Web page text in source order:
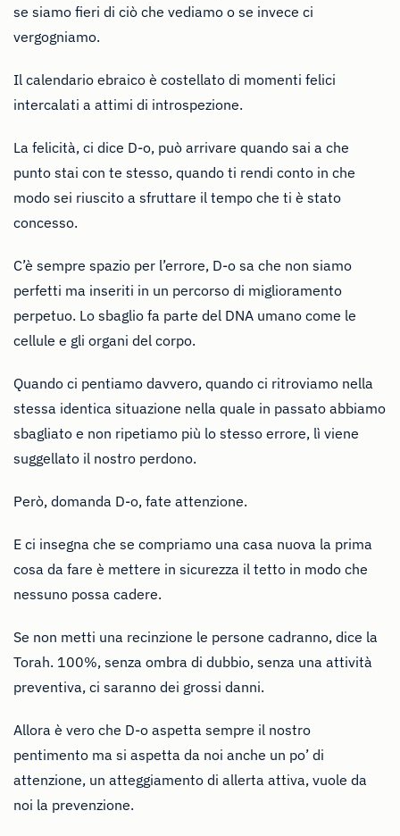
se siamo fieri di ciò che vediamo o se invece ci
vergogniamo.
Il calendario ebraico è costellato di momenti felici
intercalati a attimi di introspezione.
La felicità, ci dice D-o, può arrivare quando sai a che
punto stai con te stesso, quando ti rendi conto in che
modo sei riuscito a sfruttare il tempo che ti è stato
concesso.
C’è sempre spazio per l’errore, D-o sa che non siamo
perfetti ma inseriti in un percorso di miglioramento
perpetuo. Lo sbaglio fa parte del DNA umano come le
cellule e gli organi del corpo.
Quando ci pentiamo davvero, quando ci ritroviamo nella
stessa identica situazione nella quale in passato abbiamo
sbagliato e non ripetiamo più lo stesso errore, lì viene
suggellato il nostro perdono.
Però, domanda D-o, fate attenzione.
E ci insegna che se compriamo una casa nuova la prima
cosa da fare è mettere in sicurezza il tetto in modo che
nessuno possa cadere.
Se non metti una recinzione le persone cadranno, dice la
Torah. 100%, senza ombra di dubbio, senza una attività
preventiva, ci saranno dei grossi danni.
Allora è vero che D-o aspetta sempre il nostro
pentimento ma si aspetta da noi anche un po’ di
attenzione, un atteggiamento di allerta attiva, vuole da
noi la prevenzione.